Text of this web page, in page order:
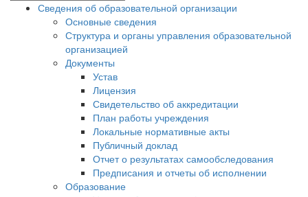
Сведения об образовательной организации
Основные сведения
Структура и органы управления образовательной
организацией
Документы
Устав
Лицензия
Свидетельство об аккредитации
План работы учреждения
Локальные нормативные акты
Публичный доклад
Отчет о результатах самообследования
Предписания и отчеты об исполнении
Образование